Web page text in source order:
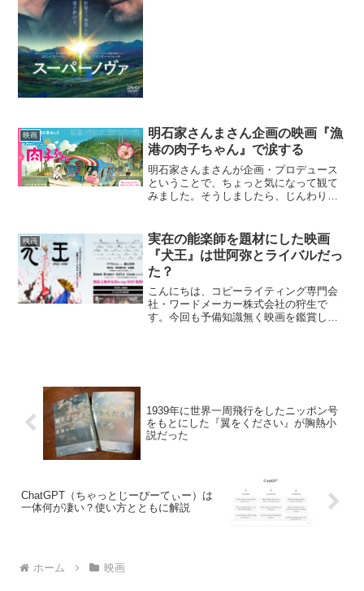
映画
明石家さんまさん企画の映画『漁
港の肉子ちゃん』で涙する
明石家さんまさんが企画・プロデュース
ということで、ちょっと気になって観て
みました。そうしましたら、じんわり感
原作の紹介文は以下です。男にだまされ
た母・肉子ちゃんと一緒に...
映画
実在の能楽師を題材にした映画
『犬王』は世阿弥とライバルだっ
た？
こんにちは、コピーライティング専門会
社・ワードメーカー株式会社の狩生で
す。今回も予備知識無く映画を鑑賞しま
1939年に世界一周飛行をしたニッポン号
をもとにした『翼をください』が胸熱小
説だった
ChatGPT（ちゃっとじーぴーてぃー）は
一体何が凄い？使い方とともに解説
ホーム 映画